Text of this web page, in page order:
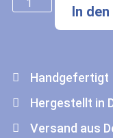
In
Handgefertigt
Hergestellt in
Versand aus